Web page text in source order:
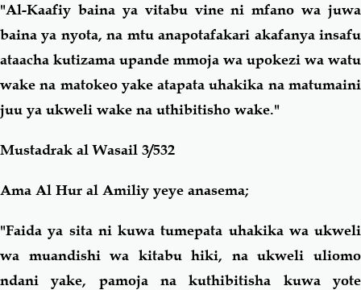
"Al-Kaafiy baina ya vitabu vine ni mfano wa juwa
baina ya nyota, na mtu anapotafakari akafanya insafu
ataacha kutizama upande mmoja wa upokezi wa watu
wake na matokeo yake atapata uhakika na matumaini
juu ya ukweli wake na uthibitisho wake."
Mustadrak al Wasail 3/532
Ama Al Hur al Amiliy yeye anasema;
"Faida ya sita ni kuwa tumepata uhakika wa ukweli
wa muandishi wa kitabu hiki, na ukweli uliomo
ndani yake, pamoja na kuthibitisha kuwa yote